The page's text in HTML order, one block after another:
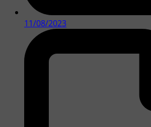
11/08/2023